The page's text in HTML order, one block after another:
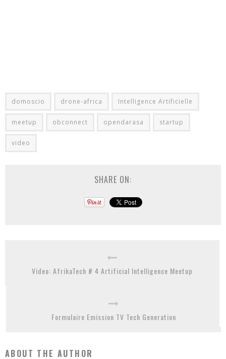
domoscio drone-africa Intelligence Artificielle
meetup obconnect opendarasa startup
video
SHARE ON:
Video: AfrikaTech # 4 Artificial Intelligence Meetup
Formulaire Emission TV Tech Generation
ABOUT THE AUTHOR